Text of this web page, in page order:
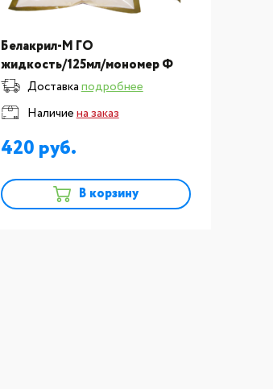
Белакрил-М ГО
жидкость/125мл/мономер Ф
Доставкаподробнее
Наличиена заказ
420
В корзину